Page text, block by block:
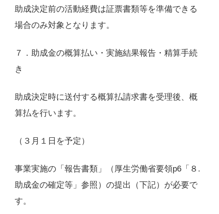
助成決定前の活動経費は証票書類等を準備できる
場合のみ対象となります。
７．助成金の概算払い・実施結果報告・精算手続
き
助成決定時に送付する概算払請求書を受理後、概
算払を行います。
（３月１日を予定）
事業実施の「報告書類」（厚生労働省要領p6「８.
助成金の確定等」参照）の提出（下記）が必要で
す。